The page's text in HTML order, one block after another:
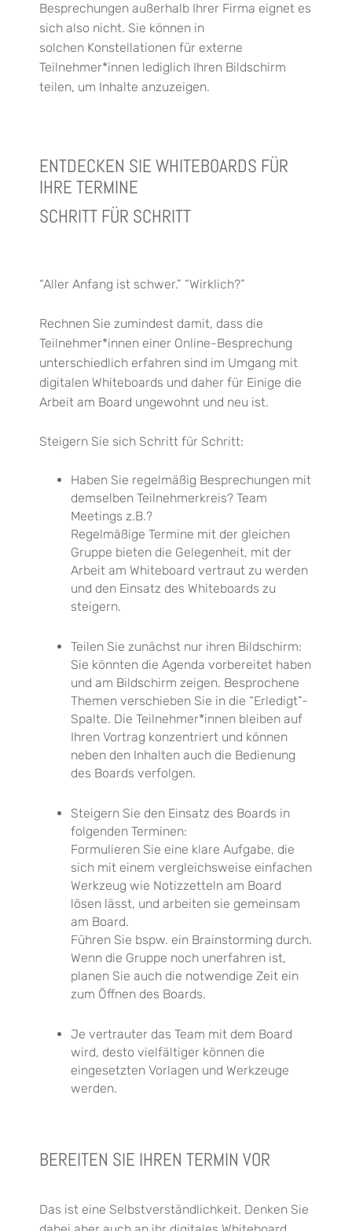
Besprechungen außerhalb Ihrer Firma eignet es
sich also nicht. Sie können in
solchen Konstellationen für externe
Teilnehmer*innen lediglich Ihren Bildschirm
teilen, um Inhalte anzuzeigen.
ENTDECKEN SIE WHITEBOARDS FÜR
IHRE TERMINE
SCHRITT FÜR SCHRITT
“Aller Anfang ist schwer.” “Wirklich?”
Rechnen Sie zumindest damit, dass die
Teilnehmer*innen einer Online-Besprechung
unterschiedlich erfahren sind im Umgang mit
digitalen Whiteboards und daher für Einige die
Arbeit am Board ungewohnt und neu ist.
Steigern Sie sich Schritt für Schritt:
Haben Sie regelmäßig Besprechungen mit
demselben Teilnehmerkreis? Team
Meetings z.B.?
Regelmäßige Termine mit der gleichen
Gruppe bieten die Gelegenheit, mit der
Arbeit am Whiteboard vertraut zu werden
und den Einsatz des Whiteboards zu
steigern.
Teilen Sie zunächst nur ihren Bildschirm:
Sie könnten die Agenda vorbereitet haben
und am Bildschirm zeigen. Besprochene
Themen verschieben Sie in die “Erledigt”-
Spalte. Die Teilnehmer*innen bleiben auf
Ihren Vortrag konzentriert und können
neben den Inhalten auch die Bedienung
des Boards verfolgen.
Steigern Sie den Einsatz des Boards in
folgenden Terminen:
Formulieren Sie eine klare Aufgabe, die
sich mit einem vergleichsweise einfachen
Werkzeug wie Notizzetteln am Board
lösen lässt, und arbeiten sie gemeinsam
am Board.
Führen Sie bspw. ein Brainstorming durch.
Wenn die Gruppe noch unerfahren ist,
planen Sie auch die notwendige Zeit ein
zum Öffnen des Boards.
Je vertrauter das Team mit dem Board
wird, desto vielfältiger können die
eingesetzten Vorlagen und Werkzeuge
werden.
BEREITEN SIE IHREN TERMIN VOR
Das ist eine Selbstverständlichkeit. Denken Sie